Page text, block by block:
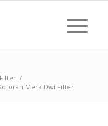
/
Merk Dwi Filter